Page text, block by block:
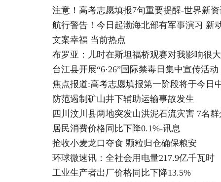
注意！高考志愿填报7句重要提醒-世界新
航行警告！今日起渤海北部有军事演习 新
文案幸福 当前热点
布罗亚：儿时在斯坦福桥观赛对我影响很
台江县开展“6·26”国际禁毒日集中宣传活动
焦点报道:高考志愿填报第一阶段将于今日
防范遏制矿山井下辅助运输事故发生
四川汶川县两地突发山洪泥石流灾害 7名
居民消费价格同比下降0.1%-讯息
抢收小麦龙口夺食 颗粒归仓确保粮安
环球微速讯：全社会用电量217.9亿千瓦时
工业生产者出厂价格同比下降13.5%